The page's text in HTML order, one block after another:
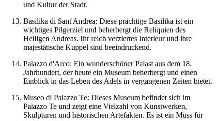
und Kultur der Stadt.
Basilika di Sant'Andrea: Diese prächtige Basilika ist ein
wichtiges Pilgerziel und beherbergt die Reliquien des
Heiligen Andreas. Ihr reich verziertes Interieur und ihre
majestätische Kuppel sind beeindruckend.
Palazzo d'Arco: Ein wunderschöner Palast aus dem 18.
Jahrhundert, der heute ein Museum beherbergt und einen
Einblick in das Leben des Adels in vergangenen Zeiten bietet.
Museo di Palazzo Te: Dieses Museum befindet sich im
Palazzo Te und zeigt eine Vielzahl von Kunstwerken,
Skulpturen und historischen Artefakten. Es ist ein Muss für